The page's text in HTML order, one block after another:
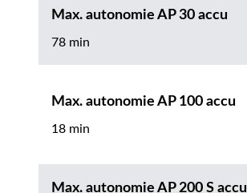
Max. autonomie AP 30 accu
78 min
Max. autonomie AP 100 accu
18 min
Max. autonomie AP 200 S accu